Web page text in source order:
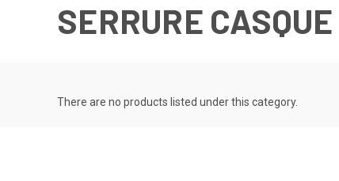
SERRURE
There are no products listed under this category.